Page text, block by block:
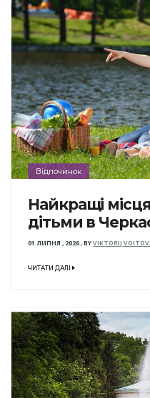
Відпочинок
Найкращі
дітьми в
01 ЛИПНЯ , 2026,BYVIKTORIJ
ЧИТАТИ ДАЛІ